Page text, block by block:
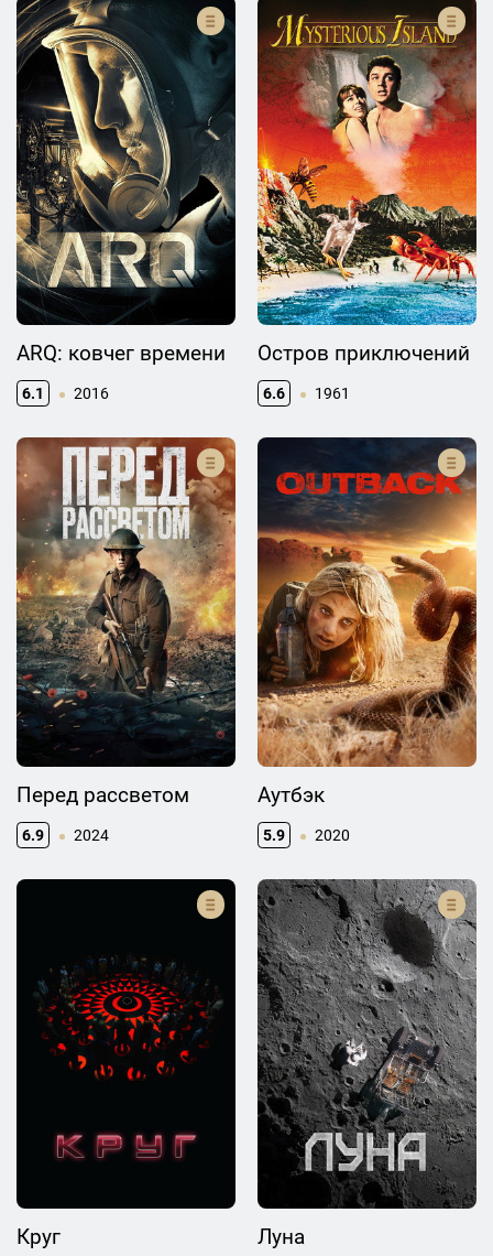
ARQ: ковчег времени
6.1 2016
Остров приключений
6.6 1961
Перед рассветом
6.9 2024
Аутбэк
5.9 2020
Круг Луна